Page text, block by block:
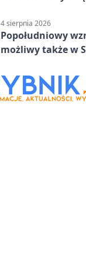
4 sierpnia 2026
Popołudniowy
możliwy także w